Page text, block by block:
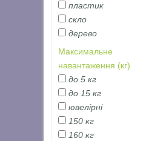
пластик
скло
дерево
Максимальне
навантаження (кг)
до 5 кг
до 15 кг
ювелірні
150 кг
160 кг